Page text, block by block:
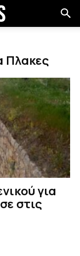
Πλακες
για
στις